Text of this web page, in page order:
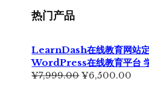
热门产品
LearnDash在线教育网站
WordPress在线教育平台
¥7,999.00原
¥6,500.00